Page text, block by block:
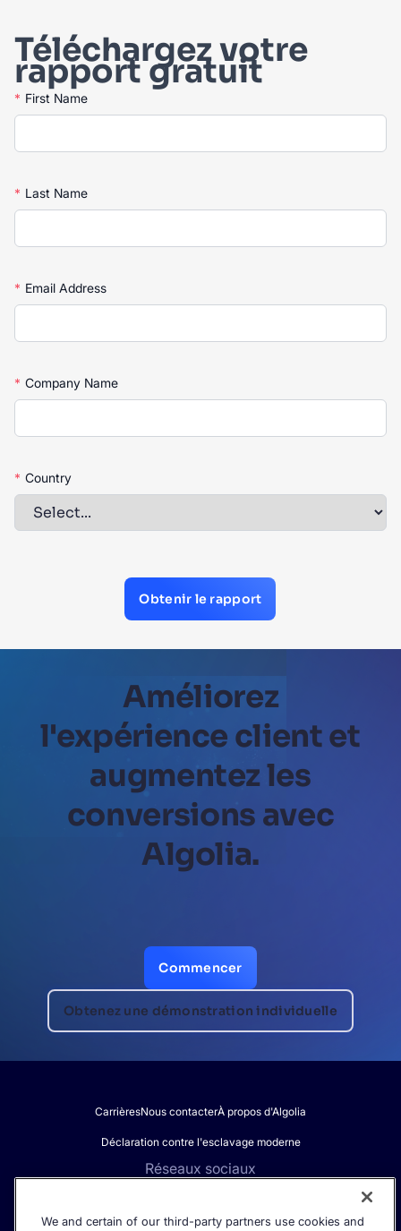
Téléchargez votre
rapport gratuit
* First Name
* Last Name
* Email Address
* Company Name
* Country
Obtenir le rapport
Améliorez
l'expérience client et
augmentez les
conversions avec
Algolia.
Commencer
Obtenez une démonstration individuelle
CarrièresNous contacterÀ propos d'Algolia
Déclaration contre l'esclavage moderne
Réseaux sociaux
We and certain of our third-party partners use cookies and